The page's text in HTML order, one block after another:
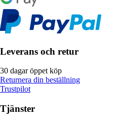
Leverans och retur
30 dagar öppet köp
Returnera din beställning
Trustpilot
Tjänster